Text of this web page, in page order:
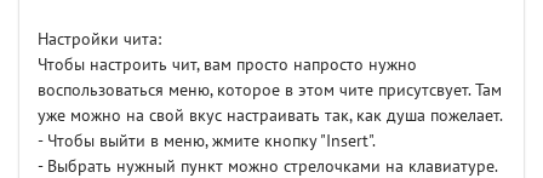
Настройки чита:
Чтобы настроить чит, вам просто напросто нужно
воспользоваться меню, которое в этом чите присутсвует. Там
уже можно на свой вкус настраивать так, как душа пожелает.
- Чтобы выйти в меню, жмите кнопку "Insert".
- Выбрать нужный пункт можно стрелочками на клавиатуре.